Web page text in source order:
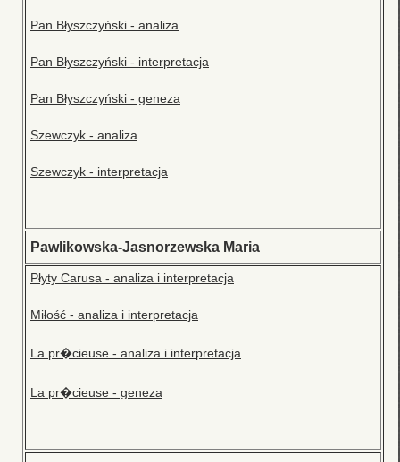
Pan Błyszczyński - analiza
Pan Błyszczyński - interpretacja
Pan Błyszczyński - geneza
Szewczyk - analiza
Szewczyk - interpretacja
Pawlikowska-Jasnorzewska Maria
Płyty Carusa - analiza i interpretacja
Miłość - analiza i interpretacja
La pr�cieuse - analiza i interpretacja
La pr�cieuse - geneza